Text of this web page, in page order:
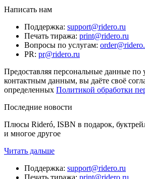
Написать нам
Поддержка: support@ridero.ru
Печать тиража: print@ridero.ru
Вопросы по услугам:
PR: pr@ridero.ru
Предоставляя персональные данные по
контактным данным, вы даёте своё
определенных Политикой обработки
Последние новости
Плюсы Rideró, ISBN в подарок,
и многое другое
Читать дальше
Поддержка: support@ridero.ru
Печать тиража: print@ridero.ru